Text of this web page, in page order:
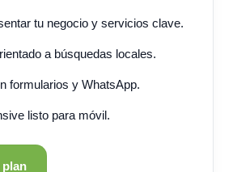
tu negocio y servicios clave.
a búsquedas locales.
formularios y WhatsApp.
listo para móvil.
plan